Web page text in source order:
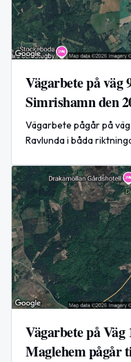
Vägarbete på väg
Simrishamn den
Vägarbete pågår på
Ravlunda i båda
Vägarbete på
Maglehem pågår